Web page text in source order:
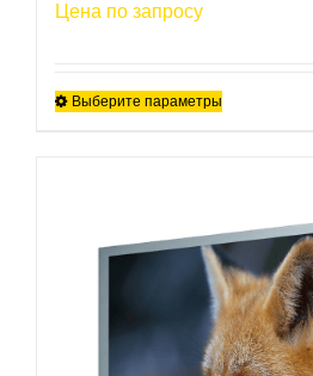
Цена по запросу
Выберите параметры
вариаций.
Опции
можно
выбрать